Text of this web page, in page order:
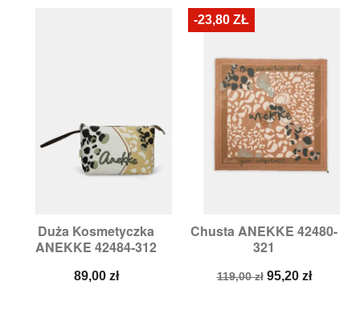
Duża Kosmetyczka
ANEKKE 42484-312
Cena
89,00 zł
Chusta ANEKKE 42480-
321
Cena
119,00 zł Cena
95,20 zł
-23,80 ZŁ